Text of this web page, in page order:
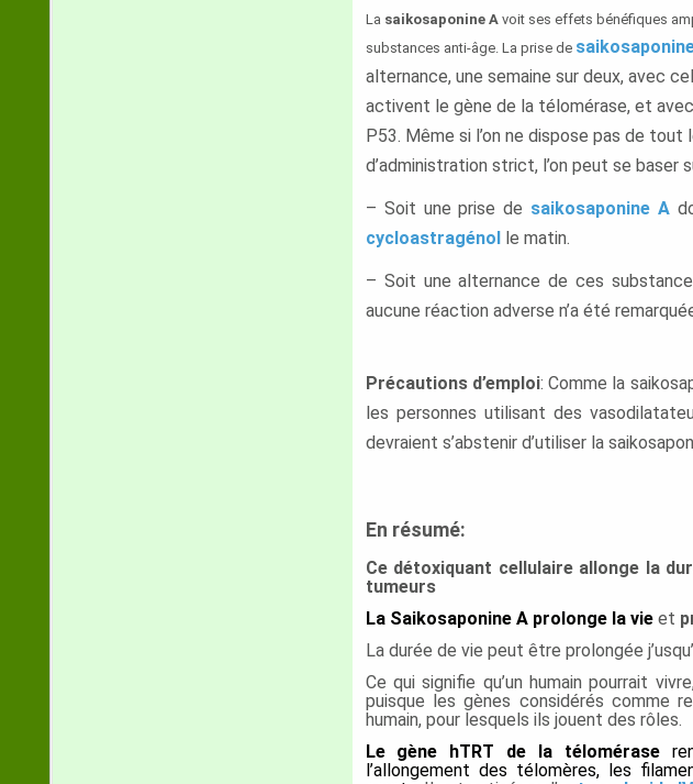
La saikosaponine Avoit ses effets bénéfiques
substances anti-âge. La prise de
alternance, une semaine sur deux, avec
activent le gène de la télomérase, et
P53. Même si l’on ne dispose pas de
d’administration strict, l’on peut se baser
– Soit une prise de saikosaponine A
cycloastragénolle matin.
– Soit une alternance de ces
aucune réaction adverse n’a été
Précautions d’emploi: Comme la
les personnes utilisant des
devraient s’abstenir d’utiliser la
En résumé:
Ce détoxiquant cellulaire allonge la
tumeurs
La Saikosaponine A prolonge la vie et
La durée de vie peut être prolongée
Ce qui signifie qu’un humain pourrait
puisque les gènes considérés comme
humain, pour lesquels ils jouent des rôles.
Le gène hTRT de la télomérase
l’allongement des télomères, les